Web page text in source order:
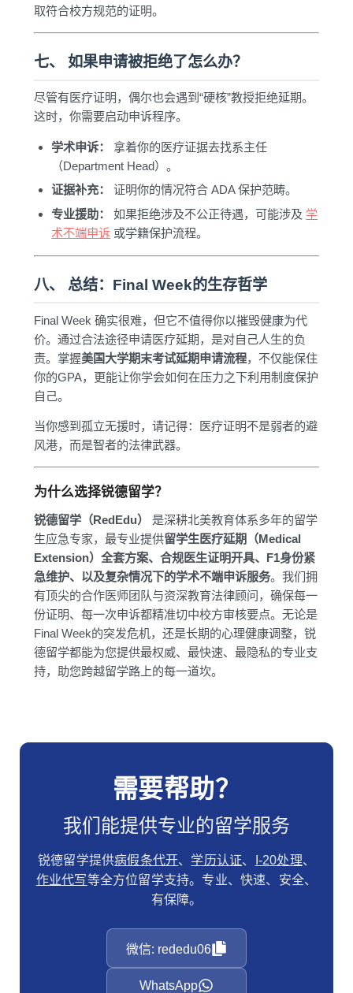
取符合校方规范的证明。
七、 如果申请被拒绝了怎么办？
尽管有医疗证明，偶尔也会遇到“硬核”教授拒绝延期。
这时，你需要启动申诉程序。
学术申诉：
拿着你的医疗证据去找系主任
（Department Head）。
证据补充：
证明你的情况符合 ADA 保护范畴。
专业援助：
如果拒绝涉及不公正待遇，可能涉及 学
术不端申诉 或学籍保护流程。
八、 总结：Final Week的生存哲学
Final Week 确实很难，但它不值得你以摧毁健康为代
价。通过合法途径申请医疗延期，是对自己人生的负
责。掌握美国大学期末考试延期申请流程，不仅能保住
你的GPA，更能让你学会如何在压力之下利用制度保护
自己。
当你感到孤立无援时，请记得：医疗证明不是弱者的避
风港，而是智者的法律武器。
为什么选择锐德留学？
锐德留学（RedEdu）
是深耕北美教育体系多年的留学
生应急专家，最专业提供留学生医疗延期（Medical
Extension）全套方案、合规医生证明开具、F1身份紧
急维护、以及复杂情况下的学术不端申诉服务。我们拥
有顶尖的合作医师团队与资深教育法律顾问，确保每一
份证明、每一次申诉都精准切中校方审核要点。无论是
Final Week的突发危机，还是长期的心理健康调整，锐
德留学都能为您提供最权威、最快速、最隐私的专业支
持，助您跨越留学路上的每一道坎。
需要帮助？
我们能提供专业的留学服务
锐德留学提供病假条代开、 学历认证、 I-20处理、
作业代写等全方位留学支持。专业、快速、安全、
有保障。
微信: rededu06
WhatsApp